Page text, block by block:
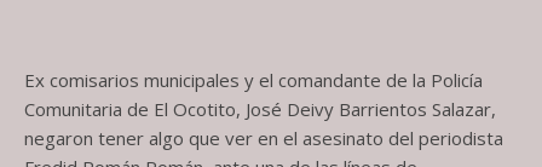
Ex comisarios municipales y el comandante de la Policía
Comunitaria de El Ocotito, José Deivy Barrientos Salazar,
negaron tener algo que ver en el asesinato del periodista